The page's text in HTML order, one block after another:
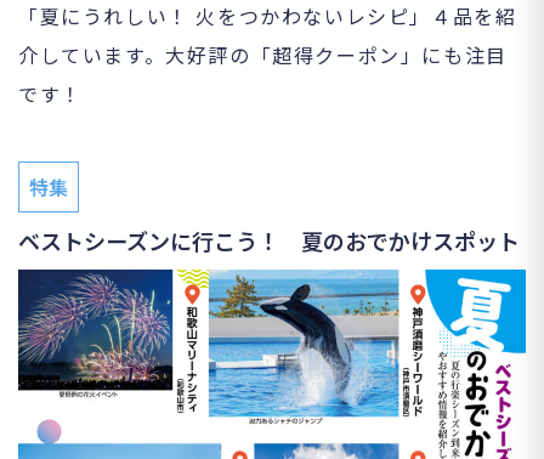
「夏にうれしい！ 火をつかわないレシピ」４品を紹
介しています。大好評の「超得クーポン」にも注目
です！
特集
ベストシーズンに行こう！ 夏のおでかけスポット